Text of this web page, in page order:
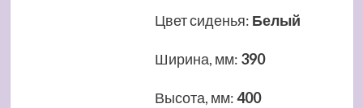
Цвет сиденья: Белый
Ширина, мм: 390
Высота, мм:400